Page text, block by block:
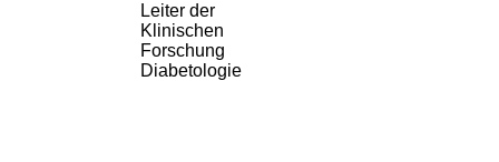
Leiter der
Klinischen
Forschung
Diabetologie